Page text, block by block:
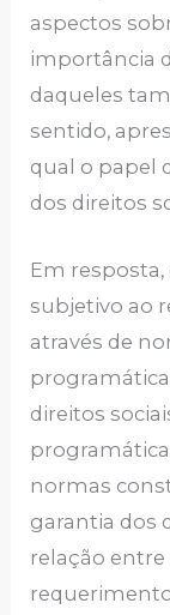
aspectos
importância
daqueles
sentido,
qual o papel
dos direitos
Em
subjetivo ao
através de
direitos
normas
garantia dos
relação